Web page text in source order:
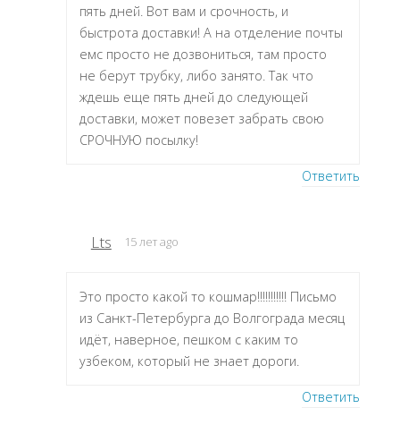
пять дней. Вот вам и срочность, и
быстрота доставки! А на отделение почты
емс просто не дозвониться, там просто
не берут трубку, либо занято. Так что
ждешь еще пять дней до следующей
доставки, может повезет забрать свою
СРОЧНУЮ посылку!
Ответить
Lts 15 лет ago
Это просто какой то кошмар!!!!!!!!!!! Письмо
из Санкт-Петербурга до Волгограда месяц
идёт, наверное, пешком с каким то
узбеком, который не знает дороги.
Ответить